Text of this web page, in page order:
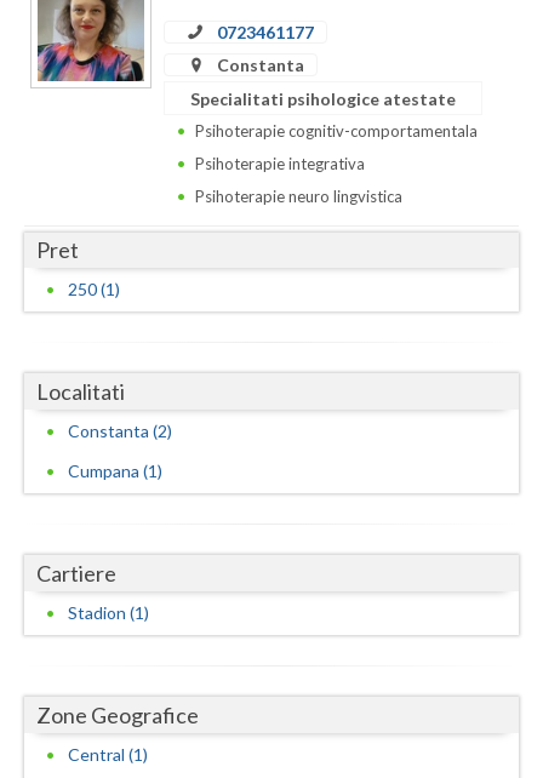
Iasi
Ilfov
Mures
Neamt
Prahova
Salaj
Satu-Mare
Suceava
Teleorman
Tulcea
Valcea
0723461177
Constanta
Specialitati psihologice atestate
Psihoterapie cognitiv-comportamentala
Psihoterapie integrativa
Psihoterapie neuro lingvistica
Pret
250 (1)
Localitati
Constanta (2)
Cumpana (1)
Cartiere
Stadion (1)
Zone Geografice
Central (1)